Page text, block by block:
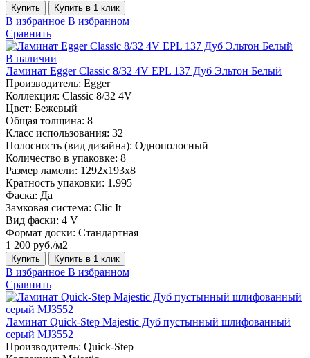
Купить Купить в 1 клик
В избранное В избранном
Сравнить
В наличии
Ламинат Egger Classic 8/32 4V EPL 137 Дуб Эльтон Белый
Производитель: Egger
Коллекция: Classic 8/32 4V
Цвет: Бежевый
Общая толщина: 8
Класс использования: 32
Полосность (вид дизайна): Однополосный
Количество в упаковке: 8
Размер ламели: 1292х193х8
Кратность упаковки: 1.995
Фаска: Да
Замковая система: Clic It
Вид фаски: 4 V
Формат доски: Стандартная
1 200 руб./м2
Купить Купить в 1 клик
В избранное В избранном
Сравнить
Ламинат Quick-Step Majestic Дуб пустынный шлифованный
серый MJ3552
Производитель: Quick-Step